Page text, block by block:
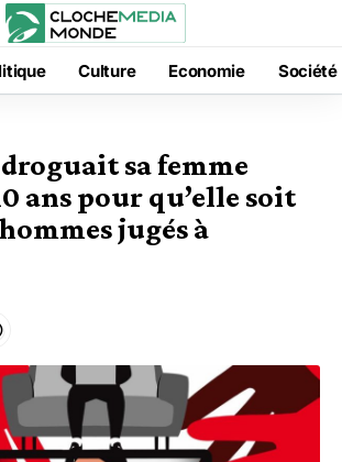
Culture Economie Société
sa femme
ans pour qu’elle soit
jugés à